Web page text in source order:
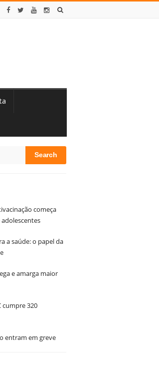
começa
a saúde: o papel da
e amarga maior
cumpre 320
entram em greve